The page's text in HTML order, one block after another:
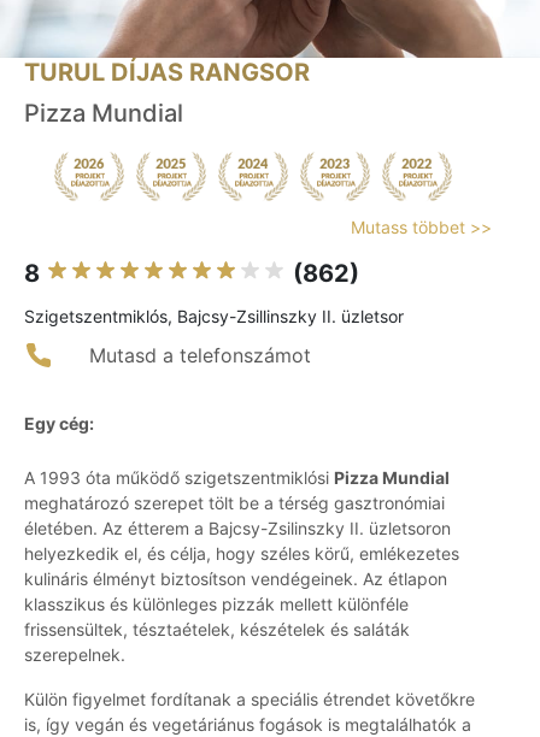
TURUL DÍJAS RANGSOR
Pizza Mundial
Mutass többet >>
8 (862)
Szigetszentmiklós, Bajcsy-Zsillinszky II. üzletsor
Mutasd a telefonszámot
Egy cég:
A 1993 óta működő szigetszentmiklósi Pizza Mundial
meghatározó szerepet tölt be a térség gasztronómiai
életében. Az étterem a Bajcsy-Zsilinszky II. üzletsoron
helyezkedik el, és célja, hogy széles körű, emlékezetes
kulináris élményt biztosítson vendégeinek. Az étlapon
klasszikus és különleges pizzák mellett különféle
frissensültek, tésztaételek, készételek és saláták
szerepelnek.
Külön figyelmet fordítanak a speciális étrendet követőkre
is, így vegán és vegetáriánus fogások is megtalálhatók a